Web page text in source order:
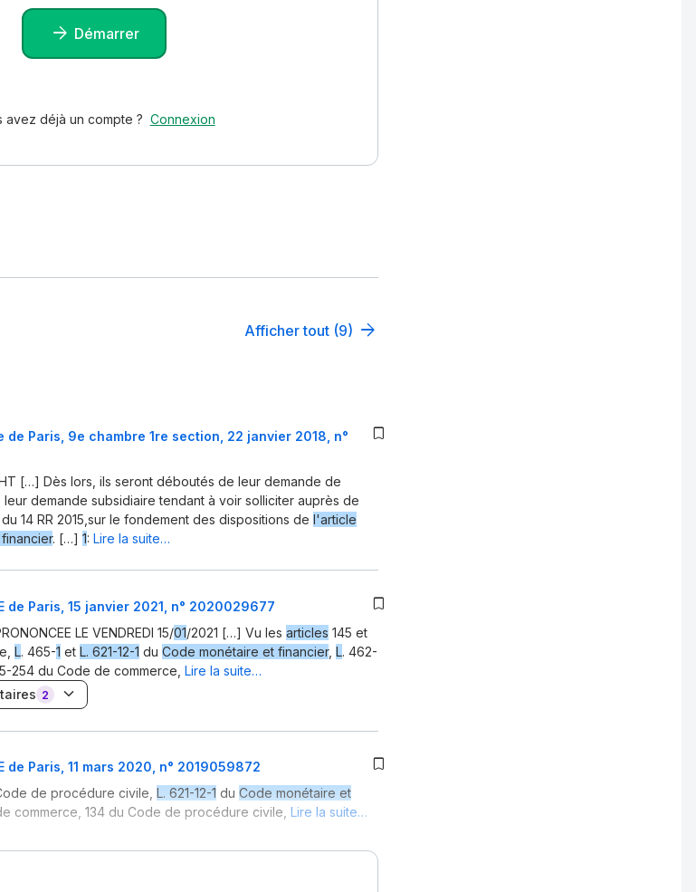
Démarrer
avez déjà un compte ? Connexion
Afficher tout (9)
Paris, 9e chambre 1re section, 22 janvier 2018, n°
[…] Dès lors, ils seront déboutés de leur demande de
demande subsidiaire tendant à voir solliciter auprès de
14 RR 2015,sur le fondement des dispositions de l'article
. […] 1: Lire la suite…
de Paris, 15 janvier 2021, n° 2020029677
LE VENDREDI 15/01/2021 […] Vu les articles 145 et
L. 465-1 et L. 621-12-1 du Code monétaire et financier, L. 462-
254 du Code de commerce, Lire la suite…
2
de Paris, 11 mars 2020, n° 2019059872
de procédure civile, L. 621-12-1 du Code monétaire et
commerce, 134 du Code de procédure civile, Lire la suite…